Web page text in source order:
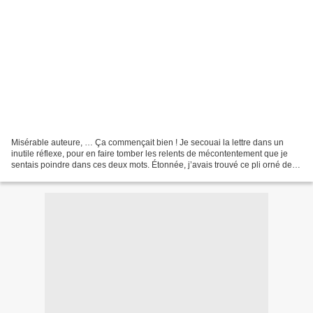
Misérable auteure, … Ça commençait bien ! Je secouai la lettre dans un
inutile réflexe, pour en faire tomber les relents de mécontentement que je
sentais poindre dans ces deux mots. Étonnée, j’avais trouvé ce pli orné de